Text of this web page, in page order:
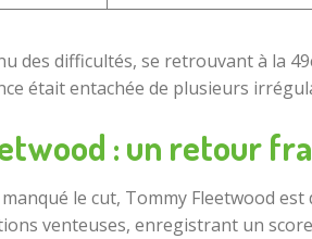
difficultés, se retrouvant à la
était entachée de plusieurs
: un retour
le cut, Tommy Fleetwood
venteuses, enregistrant un